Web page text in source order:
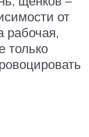
от
рабочая,
только